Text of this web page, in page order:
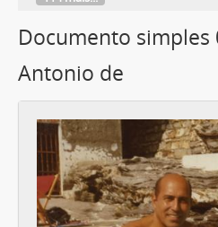
Documento simples
Antonio de